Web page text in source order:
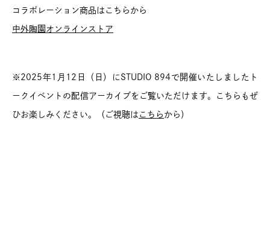
コラボレーション商品はこちらから
中外陶園オンラインストア
※2025年1月12日（日）にSTUDIO 894で開催いたしましたト
ークイベントの配信アーカイブをご覧いただけます。こちらもぜ
ひお楽しみください。（ご視聴は こちら から）